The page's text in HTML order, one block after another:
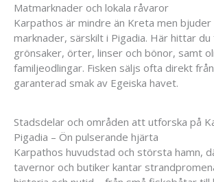
Matmarknader och lokala råvaror
Karpathos är mindre än Kreta men bjuder
marknader, särskilt i Pigadia. Här hittar du
grönsaker, örter, linser och bönor, samt
familjeodlingar. Fisken säljs ofta direkt
garanterad smak av Egeiska havet.
Stadsdelar och områden att utforska på
Pigadia – Ön pulserande hjärta
Karpathos huvudstad och största hamn,
tavernor och butiker kantar